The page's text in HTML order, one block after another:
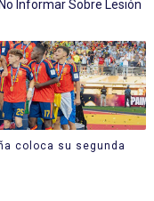
Informar Sobre Lesión
coloca su segunda